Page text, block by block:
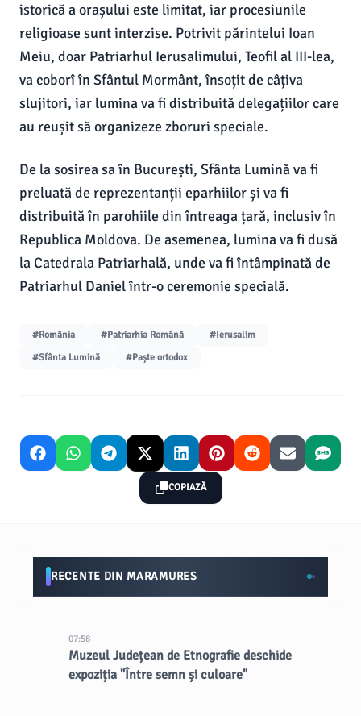
istorică a orașului este limitat, iar procesiunile
religioase sunt interzise. Potrivit părintelui Ioan
Meiu, doar Patriarhul Ierusalimului, Teofil al III-lea,
va coborî în Sfântul Mormânt, însoțit de câțiva
slujitori, iar lumina va fi distribuită delegațiilor care
au reușit să organizeze zboruri speciale.
De la sosirea sa în București, Sfânta Lumină va fi
preluată de reprezentanții eparhiilor și va fi
distribuită în parohiile din întreaga țară, inclusiv în
Republica Moldova. De asemenea, lumina va fi dusă
la Catedrala Patriarhală, unde va fi întâmpinată de
Patriarhul Daniel într-o ceremonie specială.
#România #Patriarhia Română
#Ierusalim
#Sfânta Lumină
#Paște ortodox
COPIAZĂ
RECENTE DIN MARAMURES
07:58
Muzeul Județean de Etnografie deschide
expoziția "Între semn și culoare"